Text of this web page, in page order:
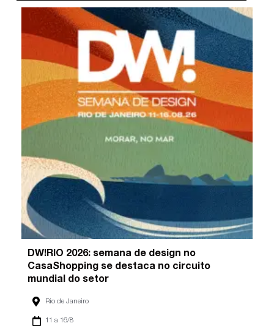
DW!RIO 2026: semana de design no
CasaShopping se destaca no circuito
mundial do setor
Rio de Janeiro
11 a 16/8